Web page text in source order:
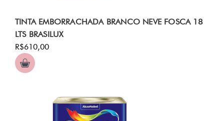
TINTA EMBORRACHADA BRANCO NEVE FOSCA 18
LTS BRASILUX
R$610,00